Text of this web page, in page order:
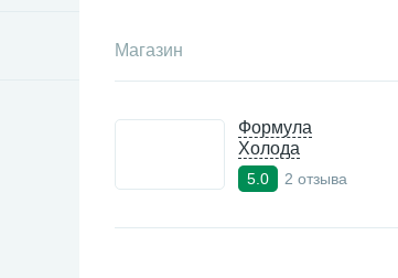
Магазин
Формула
Холода
5.0 2 отзыва